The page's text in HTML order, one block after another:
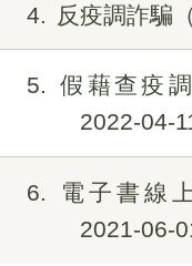
4 反疫調詐騙
5
假藉查疫
2022-04-
6
電子書線
2021-06-